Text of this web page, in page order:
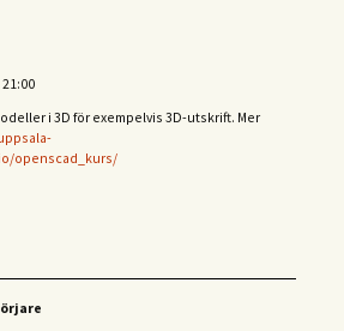
21:00
i 3D för exempelvis 3D-utskrift. Mer
openscad_kurs/